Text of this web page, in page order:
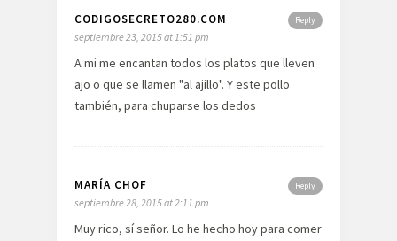
Reply
CODIGOSECRETO280.COM
septiembre 23, 2015 at 1:51 pm
A mi me encantan todos los platos que lleven
ajo o que se llamen "al ajillo". Y este pollo
también, para chuparse los dedos
Reply
MARÍA CHOF
septiembre 28, 2015 at 2:11 pm
Muy rico, sí señor. Lo he hecho hoy para comer